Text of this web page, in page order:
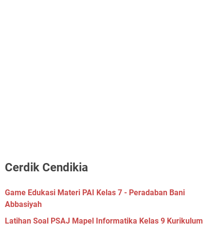
Cerdik Cendikia
Game Edukasi Materi PAI Kelas 7 - Peradaban Bani
Abbasiyah
Latihan Soal PSAJ Mapel Informatika Kelas 9 Kurikulum